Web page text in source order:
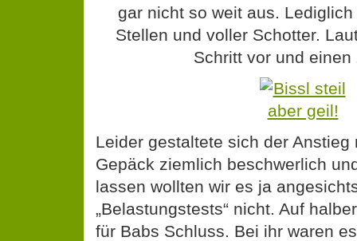
gar nicht so weit aus.
Stellen und voller Schotter.
Schritt vor und einen
Leider gestaltete sich der Anstieg
Gepäck ziemlich beschwerlich
lassen wollten wir es ja
„Belastungstests“ nicht. Auf
für Babs Schluss. Bei ihr waren